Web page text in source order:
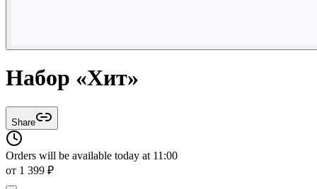
Набор «Хит»
Share
Orders will be available today at 11:00
от 1 399 ₽